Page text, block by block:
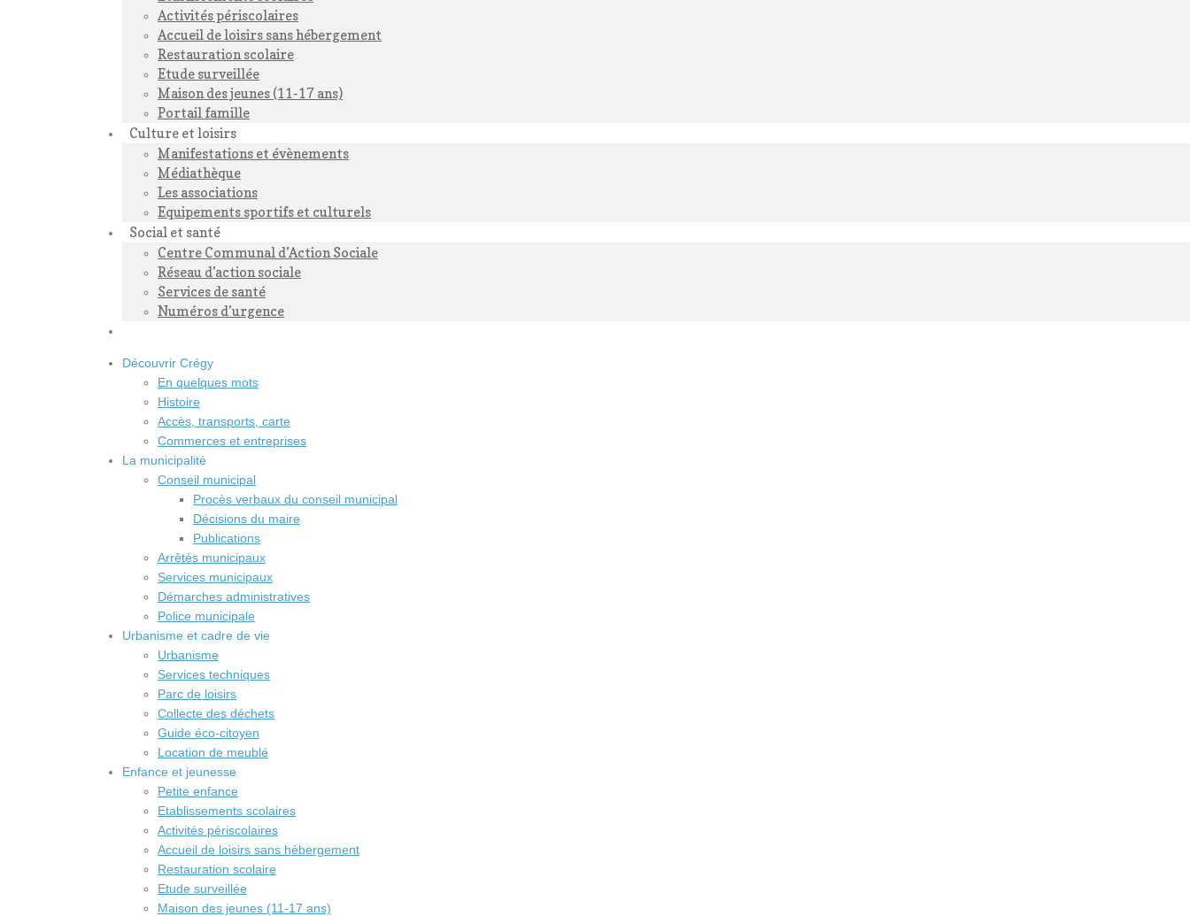
Activités périscolaires
Accueil de loisirs sans hébergement
Restauration scolaire
Etude surveillée
Maison des jeunes (11-17 ans)
Portail famille
Culture et loisirs
Manifestations et évènements
Médiathèque
Les associations
Equipements sportifs et culturels
Social et santé
Centre Communal d’Action Sociale
Réseau d’action sociale
Services de santé
Numéros d’urgence
Découvrir Crégy
En quelques mots
Histoire
Accès, transports, carte
Commerces et entreprises
La municipalité
Conseil municipal
Procès verbaux du conseil municipal
Décisions du maire
Publications
Arrêtés municipaux
Services municipaux
Démarches administratives
Police municipale
Urbanisme et cadre de vie
Urbanisme
Services techniques
Parc de loisirs
Collecte des déchets
Guide éco-citoyen
Location de meublé
Enfance et jeunesse
Petite enfance
Etablissements scolaires
Activités périscolaires
Accueil de loisirs sans hébergement
Restauration scolaire
Etude surveillée
Maison des jeunes (11-17 ans)